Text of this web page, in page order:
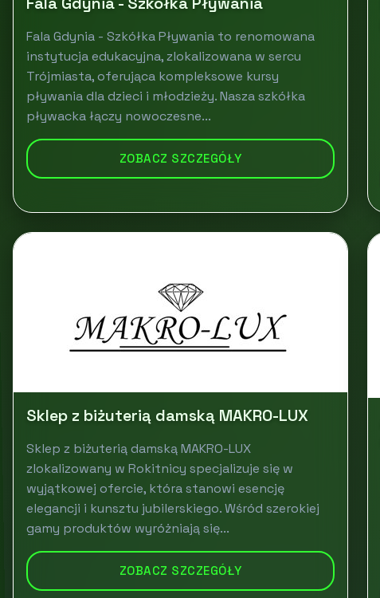
Fala Gdynia - Szkółka Pływania to renomowana
instytucja edukacyjna, zlokalizowana w sercu
Trójmiasta, oferująca kompleksowe kursy
pływania dla dzieci i młodzieży. Nasza szkółka
pływacka łączy nowoczesne...
ZOBACZ SZCZEGÓŁY
Sklep z biżuterią damską MAKRO-LUX
Sklep z biżuterią damską MAKRO-LUX
zlokalizowany w Rokitnicy specjalizuje się w
wyjątkowej ofercie, która stanowi esencję
elegancji i kunsztu jubilerskiego. Wśród szerokiej
gamy produktów wyróżniają się...
ZOBACZ SZCZEGÓŁY